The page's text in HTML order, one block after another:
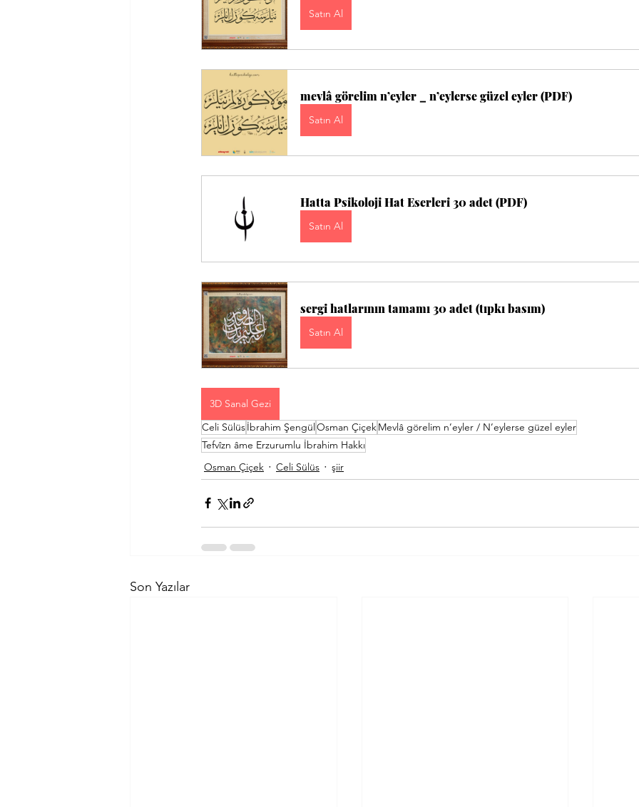
Satın Al
mevlâ görelim n’eyler _ n’eylerse güzel eyler (PDF)
Satın Al
Hatta Psikoloji Hat Eserleri 30 adet (PDF)
Satın Al
sergi hatlarının tamamı 30 adet (tıpkı basım)
Satın Al
3D Sanal Gezi
Celi Sülüsİbrahim ŞengülOsman ÇiçekMevlâ görelim n’eyler / N’eylerse güzel eyler
Tefvîzn âme Erzurumlu İbrahim Hakkı
Osman Çiçek
Celi Sülüs şiir
Son Yazılar